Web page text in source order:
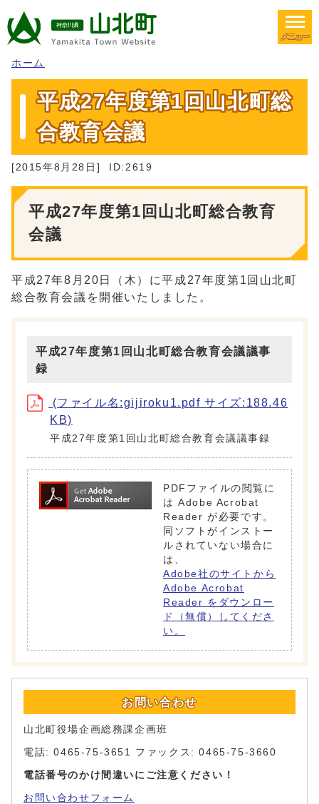
メニュー
ホーム
平成27年度第1回山北町総
合教育会議
[2015年8月28日] ID:2619
平成27年度第1回山北町総合教育
会議
平成27年8月20日（木）に平成27年度第1回山北町
総合教育会議を開催いたしました。
平成27年度第1回山北町総合教育会議議事
録
(ファイル名:gijiroku1.pdf サイズ:188.46
KB)
平成27年度第1回山北町総合教育会議議事録
PDFファイルの閲覧に
は Adobe Acrobat
Reader が必要です。
同ソフトがインストー
ルされていない場合に
は、
Adobe社のサイトから
Adobe Acrobat
Reader をダウンロー
ド（無償）してくださ
い。
お問い合わせ
山北町役場企画総務課企画班
電話: 0465-75-3651 ファックス: 0465-75-3660
電話番号のかけ間違いにご注意ください！
お問い合わせフォーム